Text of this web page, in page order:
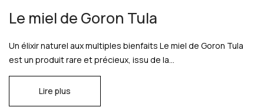
Le miel de Goron Tula
Un élixir naturel aux multiples bienfaits Le miel de Goron Tula
est un produit rare et précieux, issu de la...
Lire plus